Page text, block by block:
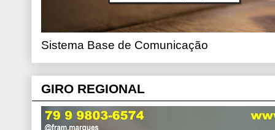
Sistema Base de Comunicação
GIRO REGIONAL